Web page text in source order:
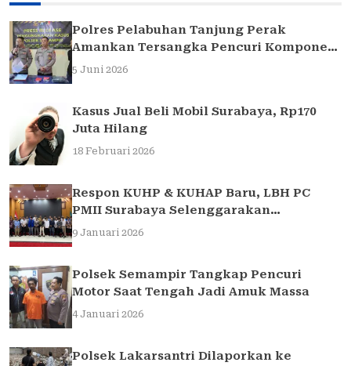
Polres Pelabuhan Tanjung Perak
Amankan Tersangka Pencuri Komponen
Traffic Light di Surabaya
5 Juni 2026
Kasus Jual Beli Mobil Surabaya, Rp170
Juta Hilang
18 Februari 2026
Respon KUHP & KUHAP Baru, LBH PC
PMII Surabaya Selenggarakan
Sarasehan Hukum
9 Januari 2026
Polsek Semampir Tangkap Pencuri
Motor Saat Tengah Jadi Amuk Massa
4 Januari 2026
Polsek Lakarsantri Dilaporkan ke